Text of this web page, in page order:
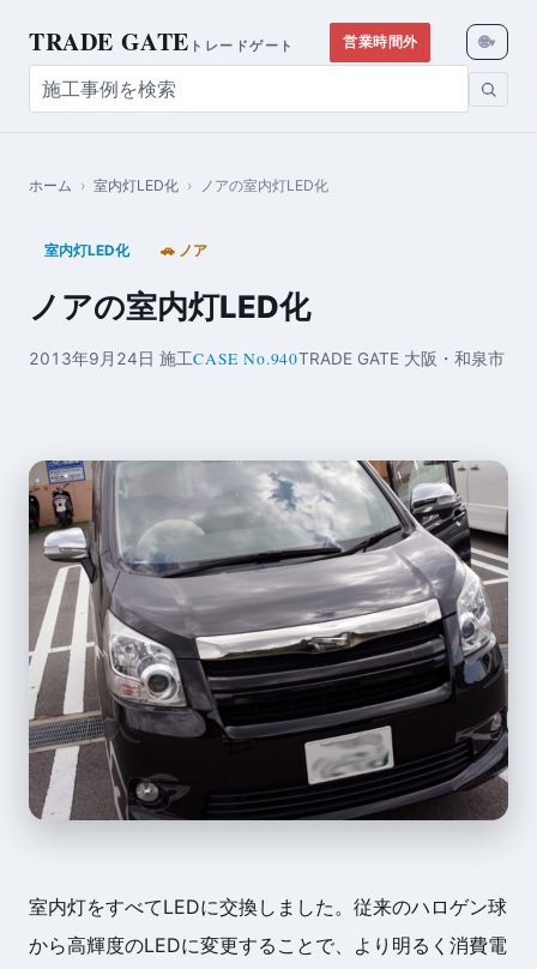
TRADE GATE トレードゲート 営業時間外 🌐▾
ホーム › 室内灯LED化 › ノアの室内灯LED化
室内灯LED化 🚗 ノア
ノアの室内灯LED化
2013年9月24日 施工CASE No.940TRADE GATE 大阪・和泉市
室内灯をすべてLEDに交換しました。従来のハロゲン球
から高輝度のLEDに変更することで、より明るく消費電